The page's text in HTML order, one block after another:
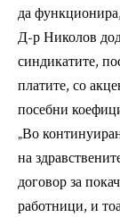
да
Д-р Николов
синдикатите,
платите, со
посебни
„Во
на
договор за
работници, и